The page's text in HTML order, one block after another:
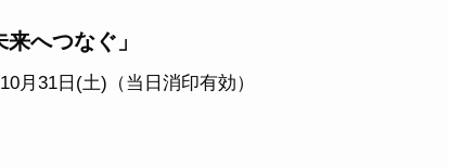
へつなぐ」
月31日(土)（当日消印有効）